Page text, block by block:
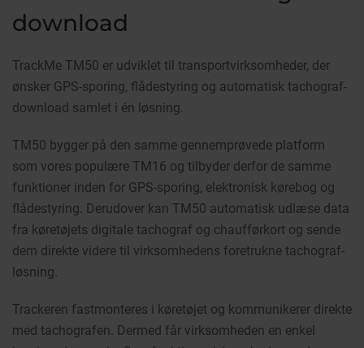
download
TrackMe TM50 er udviklet til transportvirksomheder, der
ønsker GPS-sporing, flådestyring og automatisk tachograf-
download samlet i én løsning.
TM50 bygger på den samme gennemprøvede platform
som vores populære TM16 og tilbyder derfor de samme
funktioner inden for GPS-sporing, elektronisk kørebog og
flådestyring. Derudover kan TM50 automatisk udlæse data
fra køretøjets digitale tachograf og chaufførkort og sende
dem direkte videre til virksomhedens foretrukne tachograf-
løsning.
Trackeren fastmonteres i køretøjet og kommunikerer direkte
med tachografen. Dermed får virksomheden en enkel